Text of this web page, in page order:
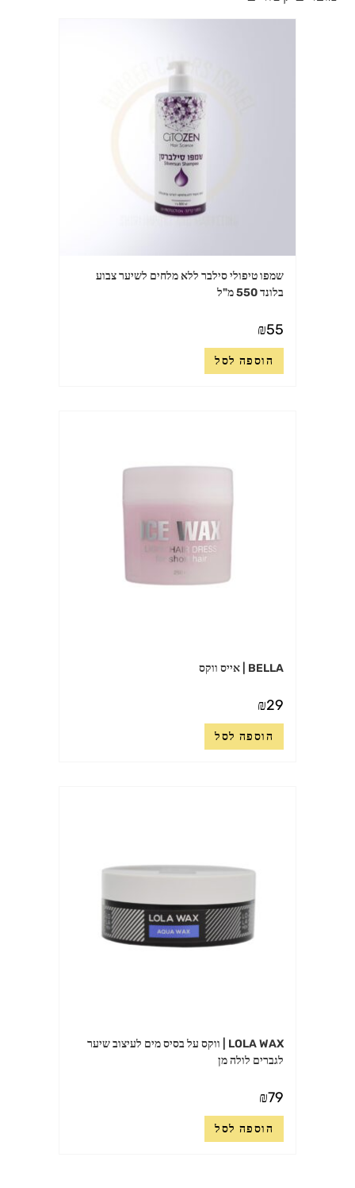
שמפו טיפולי סילבר ללא מלחים לשיער צבוע
בלונד 550 מ"ל
₪55
הוספה לסל
BELLA | אייס ווקס
₪29
הוספה לסל
LOLA WAX | ווקס על בסיס מים לעיצוב שיער
לגברים לולה מן
₪79
הוספה לסל